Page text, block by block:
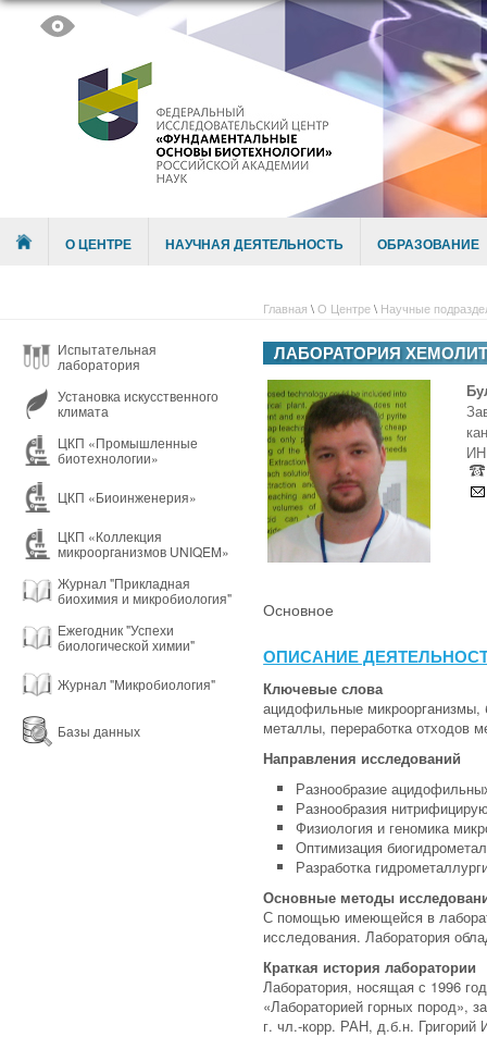
Menu О ЦЕНТРЕ НАУЧНАЯ ДЕЯТЕЛЬНОСТЬ ОБРАЗОВАНИЕ
Главная \О Центре\ Научные
Испытательная
лаборатория
Установка искусственного
климата
ЦКП «Промышленные
биотехнологии»
ЦКП «Биоинженерия»
ЦКП «Коллекция
микроорганизмов UNIQEM»
Журнал "Прикладная
биохимия и микробиология"
Ежегодник "Успехи
биологической химии"
Журнал "Микробиология"
Базы данных
ЛАБОРАТОРИЯ
Основное
ОПИСАНИЕ
Ключевые слова
ацидофильные микроорганизмы,
металлы, переработка отходов
Направления исследований
Разнообразие
Разнообразия
Физиология и геномика
Оптимизация
Разработка
Основные методы
С помощью имеющейся в
исследования. Лаборатория
Краткая история лаборатории
Лаборатория, носящая с 1996
«Лабораторией горных пород»,
г. чл.-корр. РАН, д.б.н. Григорий